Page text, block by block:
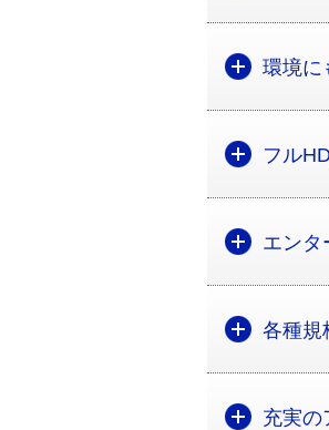
環境に
フル
エンタ
各種規
充実の